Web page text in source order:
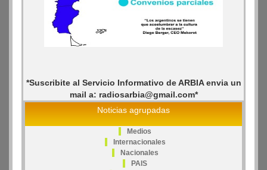
*Suscribite al Servicio Informativo de ARBIA envia un
mail a: radiosarbia@gmail.com*
Noticias agrupadas
Medios
Internacionales
Nacionales
PAIS